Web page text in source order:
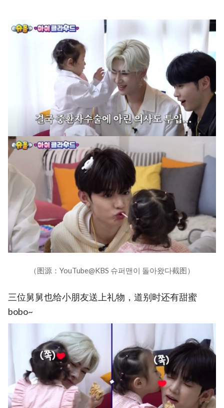
（图源：YouTube@KBS 슈퍼맨이 돌아왔다截图）
三位舅舅也给小朋友送上礼物，道别时还有甜蜜
bobo~